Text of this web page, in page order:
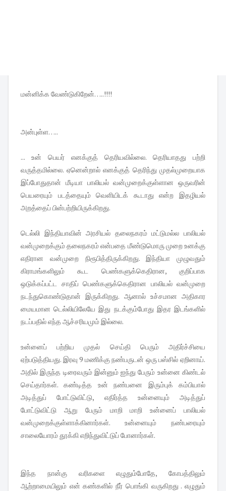
மன்னிக்க வேண்டுகிறேன்…..!!!!
அன்புள்ள…..
... உன் பெயர் எனக்குத் தெரியவில்லை. தெரியாதது பற்றி
வருத்தமில்லை. ஏனென்றால் எனக்குத் தெரிந்து முதல்முறையாக
இப்போதுதான் மீடியா பாலியல் வன்முறைக்குள்ளான ஒருவரின்
பெயரையும் படத்தையும் வெளியிடக் கூடாது என்ற இதழியல்
அறத்தைப் பின்பற்றியிருக்கிறது.
டெல்லி இந்தியாவின் அரசியல் தலைநகரம் மட்டுமல்ல பாலியல்
வன்முறைக்கும் தலைநகரம் என்பதை மீண்டுமொரு முறை உனக்கு
எதிரான வன்முறை நிரூபித்திருக்கிறது. இந்தியா முழுவதும்
கிராமங்களிலும் கூட பெண்களுக்கெதிரான, குறிப்பாக
ஒடுக்கப்பட்ட சாதிப் பெண்களுக்கெதிரான பாலியல் வன்முறை
நடந்துகொண்டுதான் இருக்கிறது. ஆனால் உச்சமான அதிகார
மையமான டெல்லியிலேயே இது நடக்கும்போது இதர இடங்களில்
நடப்பதில் எந்த ஆச்சரியமும் இல்லை.
உன்னைப் பற்றிய முதல் செய்தி பெரும் அதிர்ச்சியை
ஏற்படுத்தியது. இரவு 9 மணிக்கு நண்பருடன் ஒரு பஸ்சில் ஏறினாய்.
அதில் இருந்த டிரைவரும் இன்னும் ஐந்து பேரும் உன்னை கிண்டல்
செய்தார்கள். கண்டித்த உன் நண்பனை இரும்புக் கம்பியால்
அடித்துப் போட்டுவிட்டு, எதிர்த்த உன்னையும் அடித்துப்
போட்டுவிட்டு ஆறு பேரும் மாறி மாறி உன்னைப் பாலியல்
வன்முறைக்குள்ளாக்கினார்கள். உன்னையும் நண்பரையும்
சாலையோரம் தூக்கி எறிந்துவிட்டுப் போனார்கள்.
இந்த நான்கு வரிகளை எழுதும்போதே, கோபத்திலும்
ஆற்றாமையிலும் என் கண்களில் நீர் பொங்கி வருகிறது . எழுதும்